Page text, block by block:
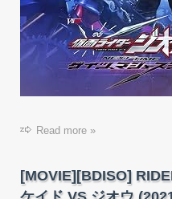
Read more »
[MOVIE][BDISO]